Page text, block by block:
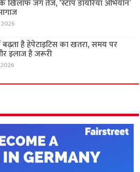
खिलाफ जंग तेज, ‘स्टॉप डायरिया अभियान’
है हेपेटाइटिस का खतरा, समय पर
इलाज है जरूरी